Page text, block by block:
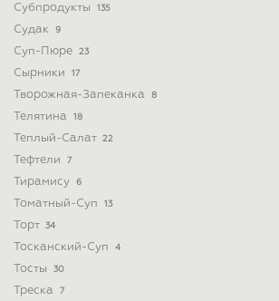
Субпродукты 135
Судак 9
Суп-Пюре 23
Сырники 17
Творожная-Запеканка 8
Телятина 18
Теплый-Салат 22
Тефтели 7
Тирамису 6
Томатный-Суп 13
Торт 34
Тосканский-Суп 4
Тосты 30
Треска 7